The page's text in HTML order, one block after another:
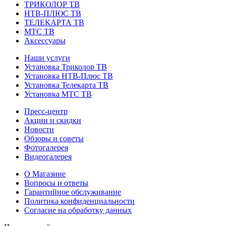
ТРИКОЛОР ТВ
НТВ-ПЛЮС ТВ
ТЕЛЕКАРТА ТВ
МТС ТВ
Аксессуары
Наши услуги
Установка Триколор ТВ
Установка НТВ-Плюс ТВ
Установка Телекарта ТВ
Установка МТС ТВ
Пресс-центр
Акции и скидки
Новости
Обзоры и советы
Фотогалерея
Видеогалерея
О Магазине
Вопросы и ответы
Гарантийное обслуживание
Политика конфиденциальности
Согласие на обработку данных